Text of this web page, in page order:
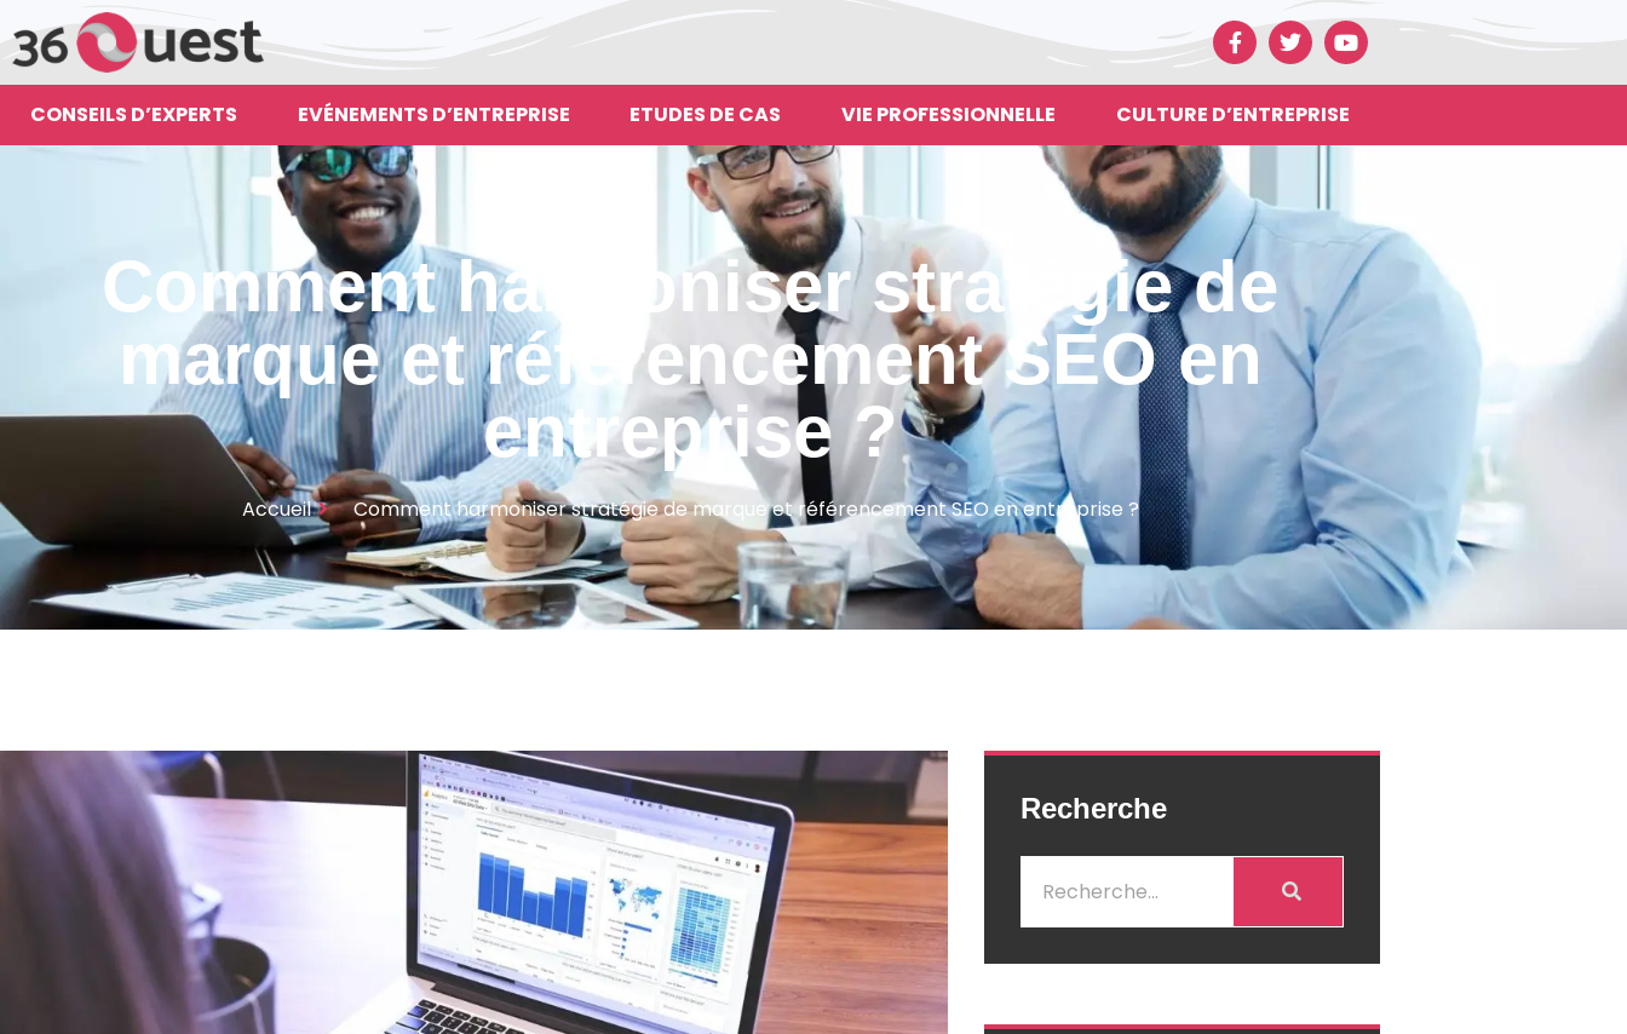
CONSEILS D’EXPERTS EVÉNEMENTS D’ENTREPRISE ETUDES DE CAS VIE PROFESSIONNELLE CULTURE D’ENTREPRISE
Comment harmoniser stratégie de
marque et référencement SEO en
entreprise ?
Accueil Comment harmoniser stratégie de marque et référencement SEO en entreprise ?
Recherche